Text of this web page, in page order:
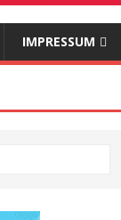
IMPRESSUM